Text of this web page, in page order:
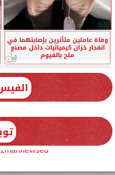
وفاة عاملين متأثرين بإصابتهما في
انفجار خزان كيميائيات داخل مصنع
ملح بالفيوم